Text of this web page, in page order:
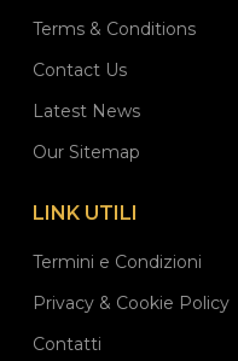
Terms & Conditions
Contact Us
Latest News
Our Sitemap
LINK UTILI
Termini e Condizioni
Privacy & Cookie Policy
Contatti